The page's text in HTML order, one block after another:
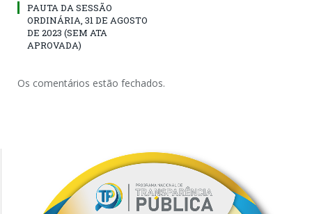
PAUTA DA SESSÃO
ORDINÁRIA, 31 DE AGOSTO
DE 2023 (SEM ATA
APROVADA)
Os comentários estão fechados.